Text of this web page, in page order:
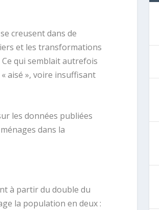
creusent dans de
et les transformations
qui semblait autrefois
aisé », voire insuffisant
les données publiées
dans la
à partir du double du
la population en deux :